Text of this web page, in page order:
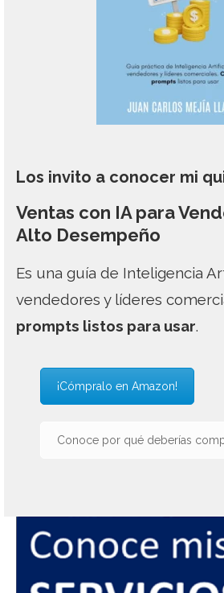
Los invito a conocer mi
Ventas con IA para
Alto Desempeño
Es una guía de Inteligencia
vendedores y líderes
prompts listos para usar.
¡Cómpralo en Amazon!
Conoce por qué deberías